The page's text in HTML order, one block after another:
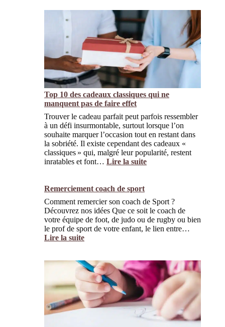
s
e
u
a
n
d
i
s
e
C
o
m
a
r
f
a
p
Top 10 des cadeaux classiques qui ne
manquent pas de faire effet
Trouver le cadeau parfait peut parfois ressembler
à un défi insurmontable, surtout lorsque l’on
souhaite marquer l’occasion tout en restant dans
la sobriété. Il existe cependant des cadeaux «
classiques » qui, malgré leur popularité, restent
inratables et font… Lire la suite
1
0
d
c
a
e
a
u
Remerciement coach de sport
Comment remercier son coach de Sport ?
Découvrez nos idées Que ce soit le coach de
votre équipe de foot, de judo ou de rugby ou bien
le prof de sport de votre enfant, le lien entre…
Lire la suite
e
m
e
r
c
i